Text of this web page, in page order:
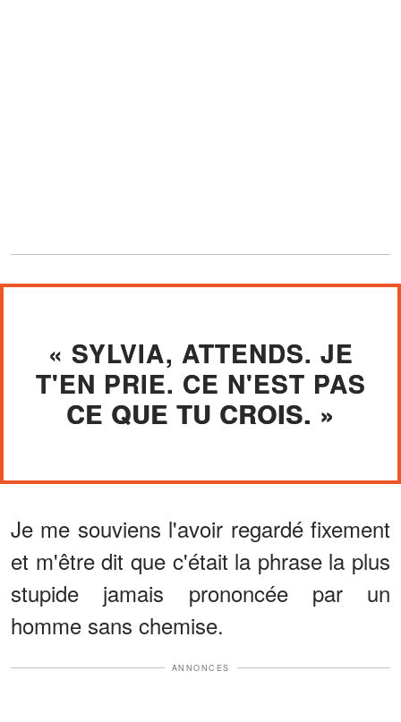
« SYLVIA, ATTENDS. JE
T'EN PRIE. CE N'EST PAS
CE QUE TU CROIS. »
Je me souviens l'avoir regardé fixement
et m'être dit que c'était la phrase la plus
stupide jamais prononcée par un
homme sans chemise.
ANNONCES